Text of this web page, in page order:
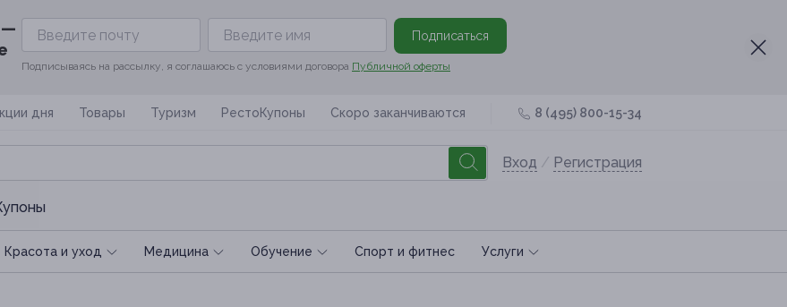
—
Подписаться
Подписываясь на рассылку, я соглашаюсь с условиями договора Публичной оферты
дня Товары Туризм РестоКупоны Скоро заканчиваются 8 (495) 800-15-34
Вход / Регистрация
Красота и уход Медицина Обучение Спoрт и фитнес Услуги